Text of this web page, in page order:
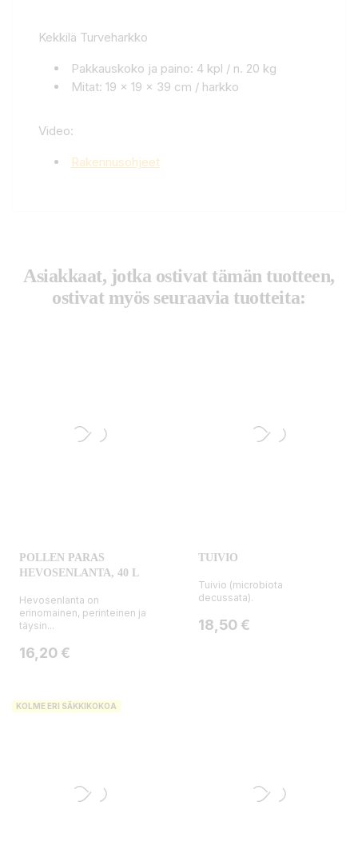
Kekkilä Turveharkko
Pakkauskoko ja paino: 4 kpl / n. 20 kg
Mitat: 19 x 19 x 39 cm / harkko
Video:
Rakennusohjeet
Asiakkaat, jotka ostivat tämän tuotteen,
ostivat myös seuraavia tuotteita:
POLLEN PARAS
HEVOSENLANTA, 40 L
Hevosenlanta on
erinomainen, perinteinen ja
täysin...
Hinta
16,20 €
TUIVIO
Tuivio (microbiota
decussata).
Hinta
18,50 €
KOLME ERI SÄKKIKOKOA